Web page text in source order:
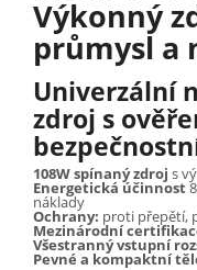
Výkonný
průmysl a
Univerzální
zdroj s
108W spínaný zdroj s
Energetická účinnost
náklady
Ochrany: proti přepětí,
Mezinárodní
Všestranný vstupní
Pevné a kompaktní